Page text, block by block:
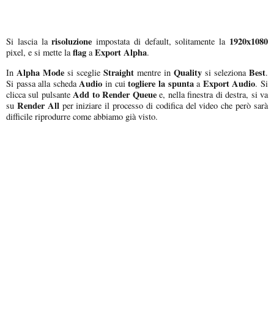
Si lascia larisoluzioneimpostata di default, solitamente la 1920x1080
pixel, e si mette laflag aExport Alpha.
In Alpha Mode si sceglie Straight mentre in Quality si seleziona Best.
Si passa alla schedaAudio in cuitogliere la spuntaa Export Audio. Si
clicca sul pulsanteAdd to Render Queuee, nella finestra di destra, si va
su Render Allper iniziare il processo di codifica del video che però sarà
difficile riprodurre come abbiamo già visto.